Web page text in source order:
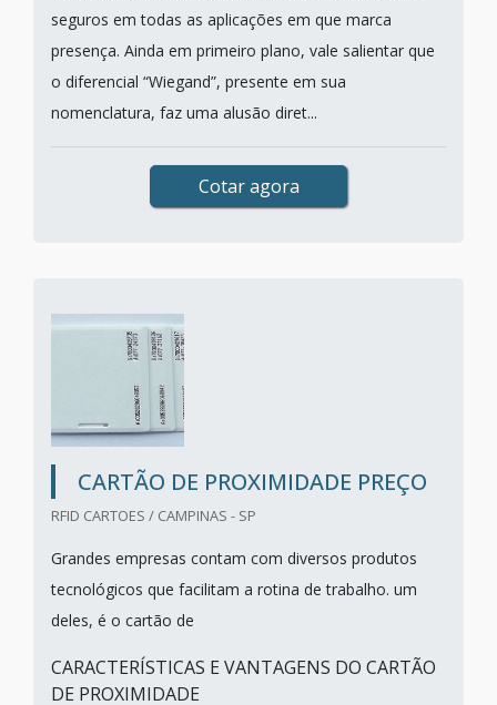
seguros em todas as aplicações em que marca
presença. Ainda em primeiro plano, vale salientar que
o diferencial “Wiegand”, presente em sua
nomenclatura, faz uma alusão diret...
Cotar agora
CARTÃO DE PROXIMIDADE PREÇO
RFID CARTOES / CAMPINAS - SP
Grandes empresas contam com diversos produtos
tecnológicos que facilitam a rotina de trabalho. um
deles, é o cartão de
CARACTERÍSTICAS E VANTAGENS DO CARTÃO
DE PROXIMIDADE